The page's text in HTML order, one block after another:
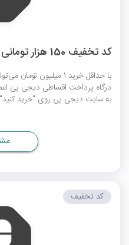
کد تخفیف 150 هزار تومانی دیجی پی
با حداقل خرید 1 میلیون تومان می‌توانید این
درگاه پرداخت اقساطی دیجی پی
به سایت دیجی پی روی "خرید کنید"
کد تخفیف